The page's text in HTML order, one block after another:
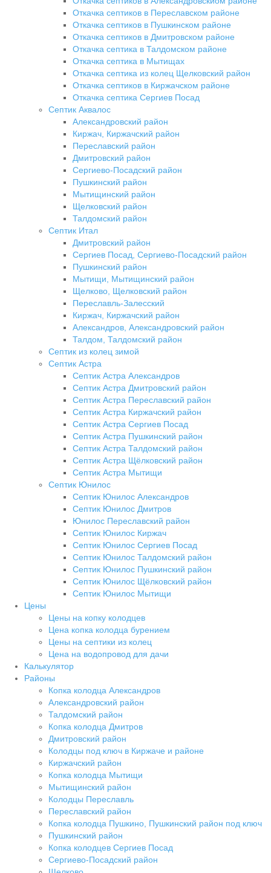
Откачка септиков в Переславском районе
Откачка септиков в Пушкинском районе
Откачка септиков в Дмитровском районе
Откачка септика в Талдомском районе
Откачка септика в Мытищах
Откачка септика из колец Щелковский район
Откачка септиков в Киржачском районе
Откачка септика Сергиев Посад
Септик Аквалос
Александровский район
Киржач, Киржачский район
Переславский район
Дмитровский район
Сергиево-Посадский район
Пушкинский район
Мытищинский район
Щелковский район
Талдомский район
Септик Итал
Дмитровский район
Сергиев Посад, Сергиево-Посадский район
Пушкинский район
Мытищи, Мытищинский район
Щелково, Щелковский район
Переславль-Залесский
Киржач, Киржачский район
Александров, Александровский район
Талдом, Талдомский район
Септик из колец зимой
Септик Астра
Септик Астра Александров
Септик Астра Дмитровский район
Септик Астра Переславский район
Септик Астра Киржачский район
Септик Астра Сергиев Посад
Септик Астра Пушкинский район
Септик Астра Талдомский район
Септик Астра Щёлковский район
Септик Астра Мытищи
Септик Юнилос
Септик Юнилос Александров
Септик Юнилос Дмитров
Юнилос Переславский район
Септик Юнилос Киржач
Септик Юнилос Сергиев Посад
Септик Юнилос Талдомский район
Септик Юнилос Пушкинский район
Септик Юнилос Щёлковский район
Септик Юнилос Мытищи
Цены
Цены на копку колодцев
Цена копка колодца бурением
Цены на септики из колец
Цена на водопровод для дачи
Калькулятор
Районы
Копка колодца Александров
Александровский район
Талдомский район
Копка колодца Дмитров
Дмитровский район
Колодцы под ключ в Киржаче и районе
Киржачский район
Копка колодца Мытищи
Мытищинский район
Колодцы Переславль
Переславский район
Копка колодца Пушкино, Пушкинский район под ключ
Пушкинский район
Копка колодцев Сергиев Посад
Сергиево-Посадский район